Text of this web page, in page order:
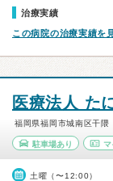
治療実績
この病院の治療実績を
医療法人 た
福岡県福岡市城南区干隈
駐車場あり
土曜（〜12:00）